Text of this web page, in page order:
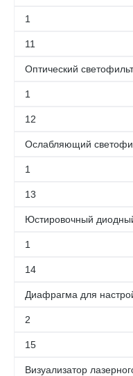
1
11
Оптический
1
12
Ослабляющий
1
13
Юстировочный
1
14
Диафрагма для
2
15
Визуализатор